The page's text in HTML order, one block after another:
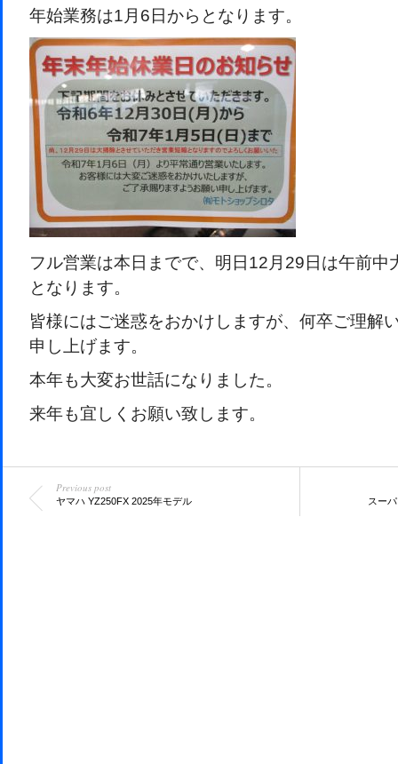
年始業務は1月6日からとなります。
フル営業は本日までで、明日12月29日は午前中
となります。
皆様にはご迷惑をおかけしますが、何卒ご理解
申し上げます。
本年も大変お世話になりました。
来年も宜しくお願い致します。
Previous post
ヤマハ YZ250FX 2025年モデル スー